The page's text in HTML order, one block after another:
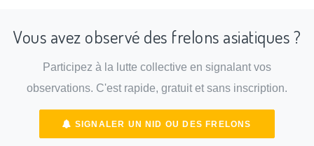
Vous avez observé des frelons asiatiques ?
Participez à la lutte collective en signalant vos
observations. C'est rapide, gratuit et sans inscription.
SIGNALER UN NID OU DES FRELONS